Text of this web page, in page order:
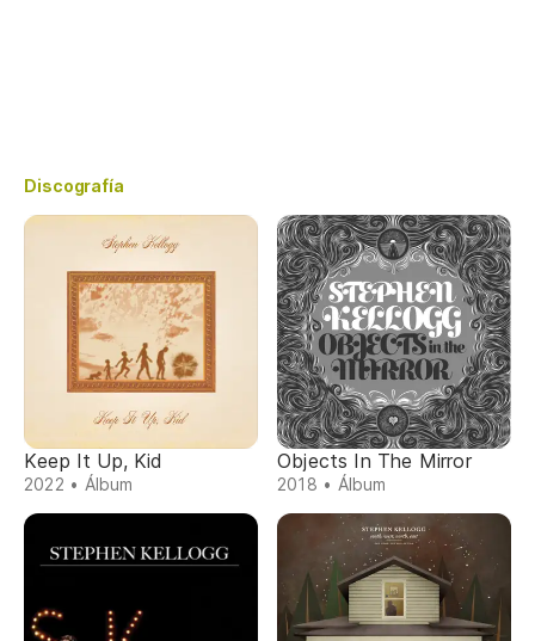
Discografía
Keep It Up, Kid
2022 • Álbum
Objects In The Mirror
2018 • Álbum